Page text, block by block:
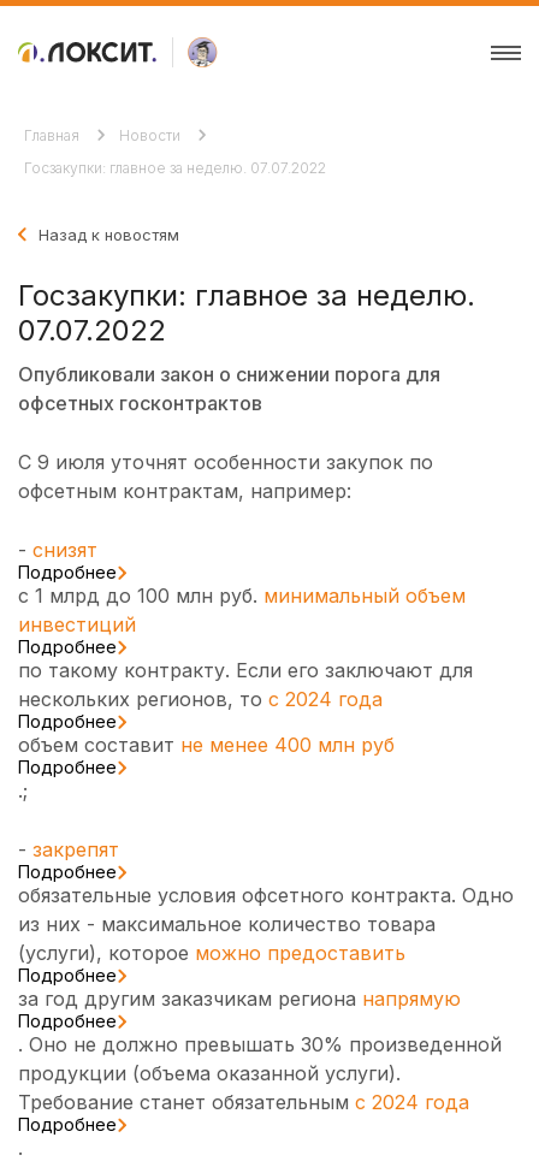
Главная
Новости
Госзакупки: главное за неделю. 07.07.2022
Назад к новостям
Госзакупки: главное за неделю.
07.07.2022
Опубликовали закон о снижении порога для
офсетных госконтрактов
С 9 июля уточнят особенности закупок по
офсетным контрактам, например:
- снизят
Подробнее
с 1 млрд до 100 млн руб. минимальный объем
инвестиций
Подробнее
по такому контракту. Если его заключают для
нескольких регионов, то с 2024 года
Подробнее
объем составит не менее 400 млн руб
Подробнее
.;
- закрепят
Подробнее
обязательные условия офсетного контракта. Одно
из них - максимальное количество товара
(услуги), которое можно предоставить
Подробнее
за год другим заказчикам региона напрямую
Подробнее
. Оно не должно превышать 30% произведенной
продукции (объема оказанной услуги).
Требование станет обязательным с 2024 года
Подробнее
.